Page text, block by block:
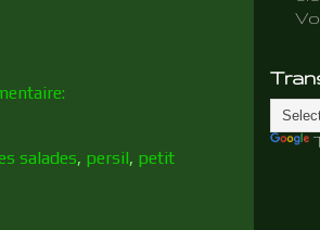
salades, persil, petit